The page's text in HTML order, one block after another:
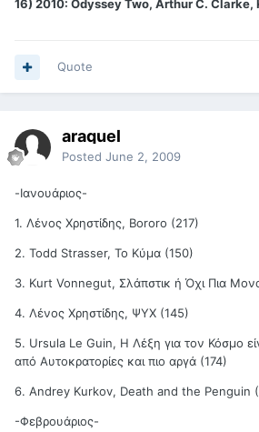
16) 2010: Odyssey Two, Arthur C.
Quote
araquel
Posted June 2, 2009
-Ιανουάριος-
1. Λένος Χρηστίδης, Bororo (217)
2. Todd Strasser, Το Κύμα (150)
3. Kurt Vonnegut, Σλάπστικ ή Όχι Πια
4. Λένος Χρηστίδης, ΨΥΧ (145)
5. Ursula Le Guin, Η Λέξη για τον Κόσμο
από Αυτοκρατορίες και πιο αργά (174)
6. Andrey Kurkov, Death and the Penguin
-Φεβρουάριος-